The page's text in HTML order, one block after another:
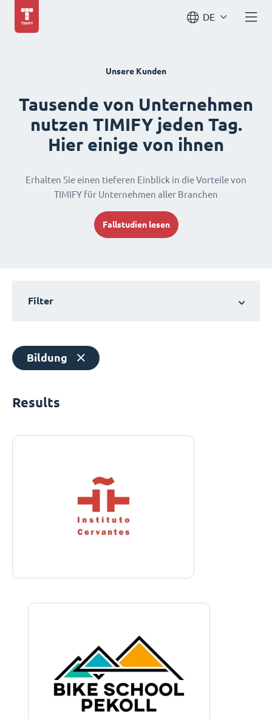
DE
Unsere Kunden
Tausende von Unternehmen
nutzen TIMIFY jeden Tag.
Hier einige von ihnen
Erhalten Sie einen tieferen Einblick in die Vorteile von
TIMIFY für Unternehmen aller Branchen
Fallstudien lesen
Filter
Bildung
Results